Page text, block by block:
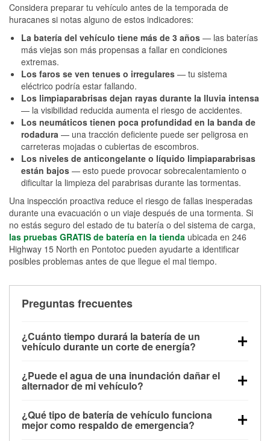
Considera preparar tu vehículo antes de la temporada de
huracanes si notas alguno de estos indicadores:
La batería del vehículo tiene más de 3 años — las baterías
más viejas son más propensas a fallar en condiciones
extremas.
Los faros se ven tenues o irregulares — tu sistema
eléctrico podría estar fallando.
Los limpiaparabrisas dejan rayas durante la lluvia intensa
— la visibilidad reducida aumenta el riesgo de accidentes.
Los neumáticos tienen poca profundidad en la banda de
rodadura — una tracción deficiente puede ser peligrosa en
carreteras mojadas o cubiertas de escombros.
Los niveles de anticongelante o líquido limpiaparabrisas
están bajos — esto puede provocar sobrecalentamiento o
dificultar la limpieza del parabrisas durante las tormentas.
Una inspección proactiva reduce el riesgo de fallas inesperadas
durante una evacuación o un viaje después de una tormenta. Si
no estás seguro del estado de tu batería o del sistema de carga,
las pruebas GRATIS de batería en la tienda ubicada en 246
Highway 15 North en Pontotoc pueden ayudarte a identificar
posibles problemas antes de que llegue el mal tiempo.
Preguntas frecuentes
¿Cuánto tiempo durará la batería de un
vehículo durante un corte de energía?
alimentar pequeños accesorios durante un tiempo
limitado, pero el uso repetido sin conducir el vehículo
contar con un equipo de carga de respaldo para
cortes prolongados.
¿Puede el agua de una inundación dañar el
alternador de mi vehículo?
parte baja del compartimento del motor y pueden
dañarse si se sumergen, lo que puede provocar una
¿Qué tipo de batería de vehículo funciona
mejor como respaldo de emergencia?